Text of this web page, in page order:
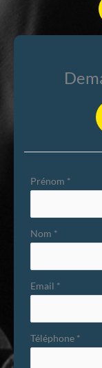
Formulaire
avec
téléphone
Prénom *
Nom *
Email *
Téléphone *